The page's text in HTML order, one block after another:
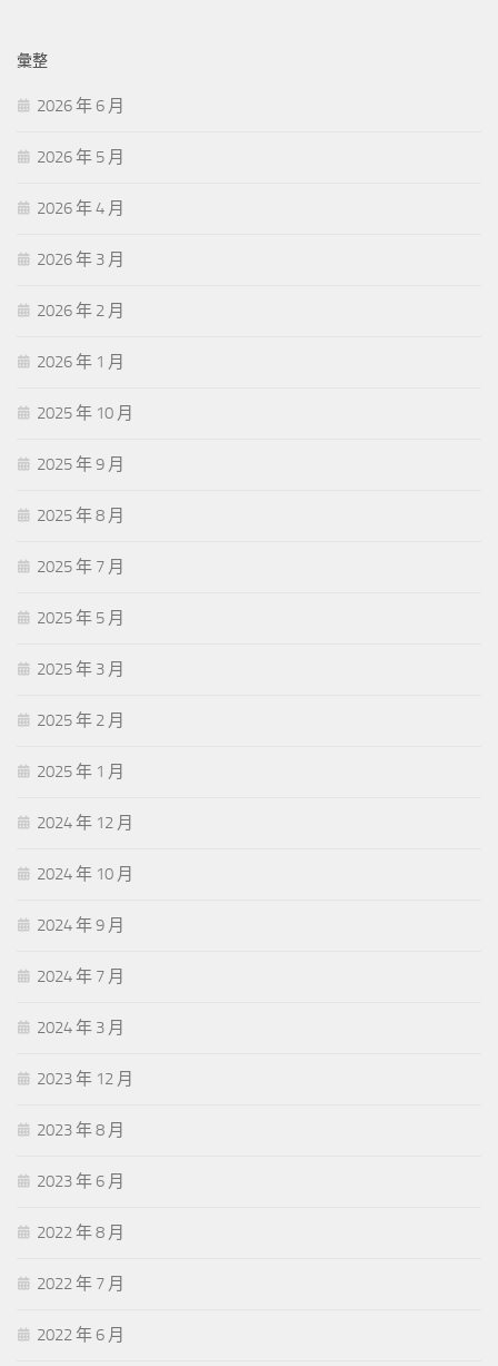
字:
彙整
2026 年 6 月
2026 年 5 月
2026 年 4 月
2026 年 3 月
2026 年 2 月
2026 年 1 月
2025 年 10 月
2025 年 9 月
2025 年 8 月
2025 年 7 月
2025 年 5 月
2025 年 3 月
2025 年 2 月
2025 年 1 月
2024 年 12 月
2024 年 10 月
2024 年 9 月
2024 年 7 月
2024 年 3 月
2023 年 12 月
2023 年 8 月
2023 年 6 月
2022 年 8 月
2022 年 7 月
2022 年 6 月